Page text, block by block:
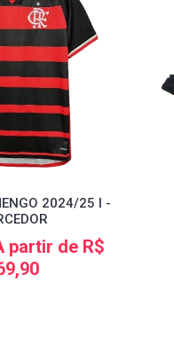
2024/25 I -
partir de R$